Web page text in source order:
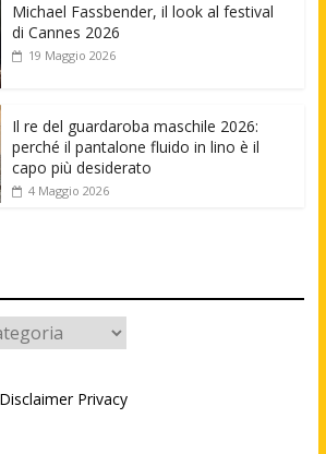
Michael Fassbender, il look al festival
di Cannes 2026
19 Maggio 2026
Il re del guardaroba maschile 2026:
perché il pantalone fluido in lino è il
capo più desiderato
4 Maggio 2026
Disclaimer Privacy